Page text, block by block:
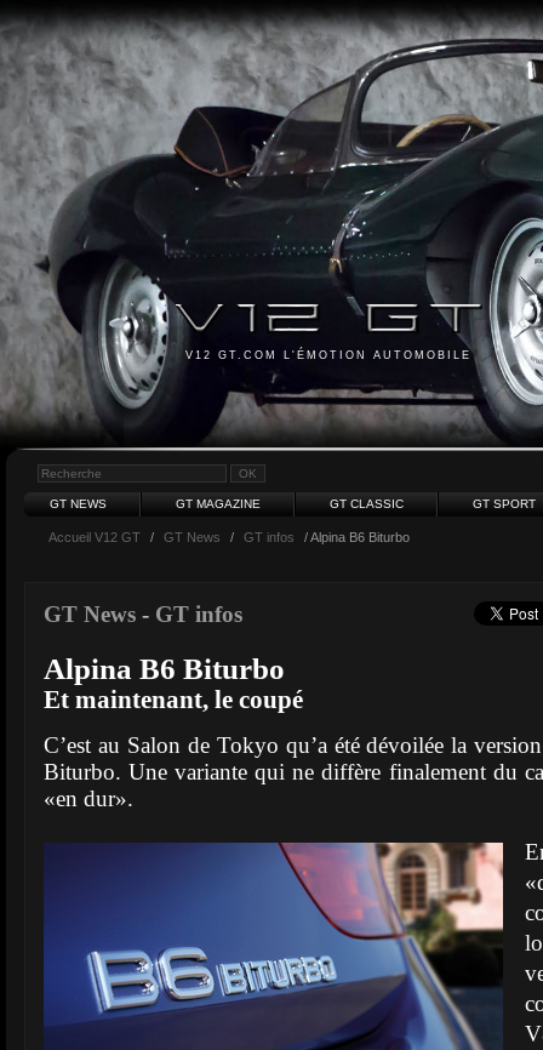
V12 GT.COM L'ÉMOTION AUTOMOBILE
GT NEWS GT MAGAZINE GT CLASSIC GT SPORT
Accueil V12 GT / GT News / GT infos / Alpina B6 Biturbo
GT News - GT infos
Alpina B6 Biturbo
Et maintenant, le coupé
C’est au Salon de Tokyo qu’a été dévoilée la
Biturbo. Une variante qui ne diffère finalement du
«en dur».